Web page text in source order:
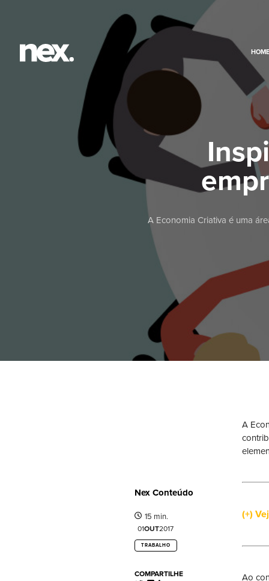
HOME
A Economia Criativa é uma
A
(+)
Ao
Nex Conteúdo
15 min.
01OUT2017
TRABALHO
COMPARTILHE